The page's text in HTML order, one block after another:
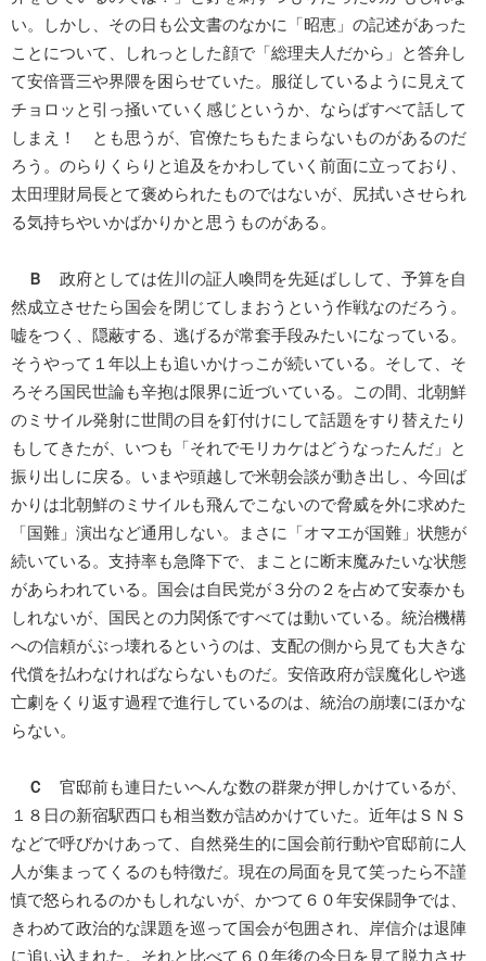
い。しかし、その日も公文書のなかに「昭恵」の記述があった
ことについて、しれっとした顔で「総理夫人だから」と答弁し
て安倍晋三や界隈を困らせていた。服従しているように見えて
チョロッと引っ掻いていく感じというか、ならばすべて話して
しまえ！ とも思うが、官僚たちもたまらないものがあるのだ
ろう。のらりくらりと追及をかわしていく前面に立っており、
太田理財局長とて褒められたものではないが、尻拭いさせられ
る気持ちやいかばかりかと思うものがある。
Ｂ
政府としては佐川の証人喚問を先延ばしして、予算を自
然成立させたら国会を閉じてしまおうという作戦なのだろう。
嘘をつく、隠蔽する、逃げるが常套手段みたいになっている。
そうやって１年以上も追いかけっこが続いている。そして、そ
ろそろ国民世論も辛抱は限界に近づいている。この間、北朝鮮
のミサイル発射に世間の目を釘付けにして話題をすり替えたり
もしてきたが、いつも「それでモリカケはどうなったんだ」と
振り出しに戻る。いまや頭越しで米朝会談が動き出し、今回ば
かりは北朝鮮のミサイルも飛んでこないので脅威を外に求めた
「国難」演出など通用しない。まさに「オマエが国難」状態が
続いている。支持率も急降下で、まことに断末魔みたいな状態
があらわれている。国会は自民党が３分の２を占めて安泰かも
しれないが、国民との力関係ですべては動いている。統治機構
への信頼がぶっ壊れるというのは、支配の側から見ても大きな
代償を払わなければならないものだ。安倍政府が誤魔化しや逃
亡劇をくり返す過程で進行しているのは、統治の崩壊にほかな
らない。
Ｃ
官邸前も連日たいへんな数の群衆が押しかけているが、
１８日の新宿駅西口も相当数が詰めかけていた。近年はＳＮＳ
などで呼びかけあって、自然発生的に国会前行動や官邸前に人
人が集まってくるのも特徴だ。現在の局面を見て笑ったら不謹
慎で怒られるのかもしれないが、かつて６０年安保闘争では、
きわめて政治的な課題を巡って国会が包囲され、岸信介は退陣
に追い込まれた。それと比べて６０年後の今日を見て脱力させ